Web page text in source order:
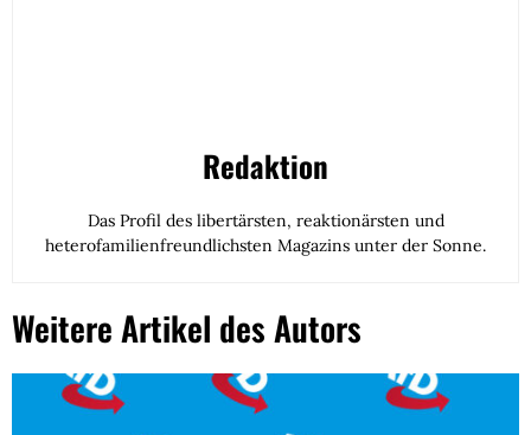
Redaktion
Das Profil des libertärsten, reaktionärsten und
heterofamilienfreundlichsten Magazins unter der Sonne.
Weitere Artikel des Autors